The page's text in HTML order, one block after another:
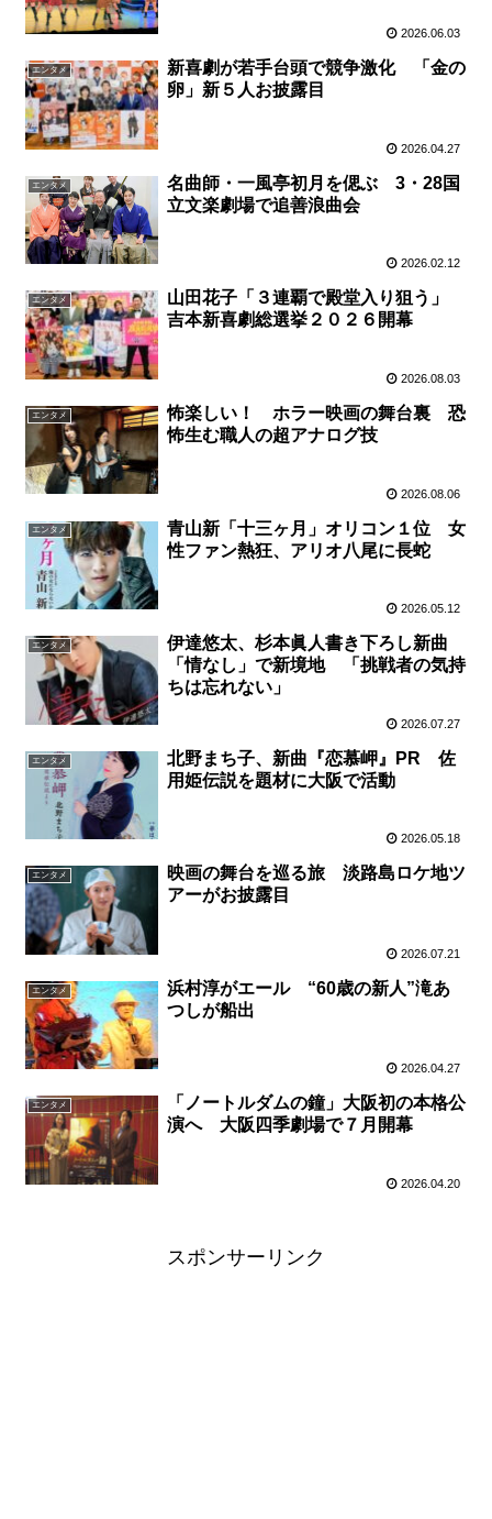
2026.06.03
エンタメ
新喜劇が若手台頭で競争激化 「金の
卵」新５人お披露目
2026.04.27
エンタメ
名曲師・一風亭初月を偲ぶ 3・28国
立文楽劇場で追善浪曲会
2026.02.12
エンタメ
山田花子「３連覇で殿堂入り狙う」
吉本新喜劇総選挙２０２６開幕
2026.08.03
エンタメ
怖楽しい！ ホラー映画の舞台裏 恐
怖生む職人の超アナログ技
2026.08.06
エンタメ
青山新「十三ヶ月」オリコン１位 女
性ファン熱狂、アリオ八尾に長蛇
2026.05.12
エンタメ
伊達悠太、杉本眞人書き下ろし新曲
「情なし」で新境地 「挑戦者の気持
ちは忘れない」
2026.07.27
エンタメ
北野まち子、新曲『恋慕岬』PR 佐
用姫伝説を題材に大阪で活動
2026.05.18
エンタメ
映画の舞台を巡る旅 淡路島ロケ地ツ
アーがお披露目
2026.07.21
エンタメ
浜村淳がエール “60歳の新人”滝あ
つしが船出
2026.04.27
エンタメ
「ノートルダムの鐘」大阪初の本格公
演へ 大阪四季劇場で７月開幕
2026.04.20
スポンサーリンク